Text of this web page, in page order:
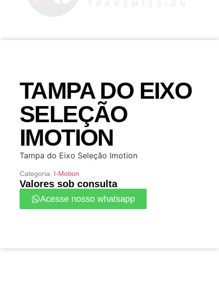
TAMPA DO EIXO
SELEÇÃO
IMOTION
Tampa do Eixo Seleção Imotion
Categoria: I-Motion
Valores sob consulta
Acesse nosso whatsapp